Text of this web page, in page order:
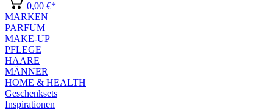
0,00 €*
MARKEN
PARFUM
MAKE-UP
PFLEGE
HAARE
MÄNNER
HOME & HEALTH
Geschenksets
Inspirationen